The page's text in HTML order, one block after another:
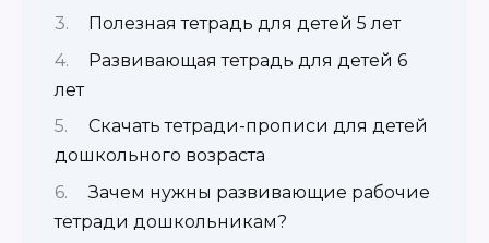
Полезная тетрадь для детей 5 лет
Развивающая тетрадь для детей 6
лет
Скачать тетради-прописи для детей
дошкольного возраста
Зачем нужны развивающие рабочие
тетради дошкольникам?